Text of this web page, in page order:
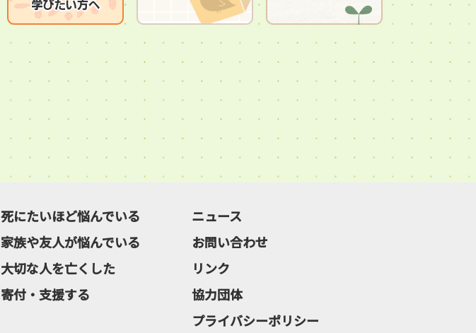
死にたいほど悩んでいる
家族や友人が悩んでいる
大切な人を亡くした
寄付・支援する
ニュース
お問い合わせ
リンク
協力団体
プライバシーポリシー